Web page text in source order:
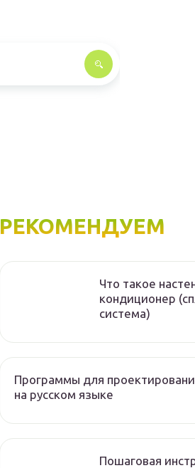
РЕКОМЕНДУЕМ
Что такое
кондиционер
система)
Программы для
на русском языке
Пошаговая